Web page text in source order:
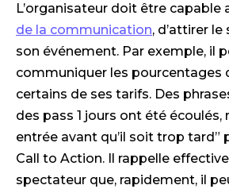
L’organisateur doit être capable
de la communication, d’attirer
son événement. Par exemple, il
communiquer les pourcentages
certains de ses tarifs. Des
des pass 1 jours ont été écoulés,
entrée avant qu’il soit trop tard”
Call to Action. Il rappelle
spectateur que, rapidement, il